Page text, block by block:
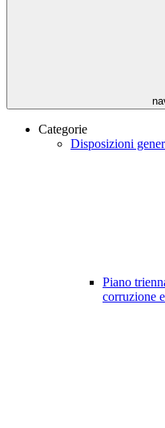
Categorie
Disposizioni
Piano
corruzione